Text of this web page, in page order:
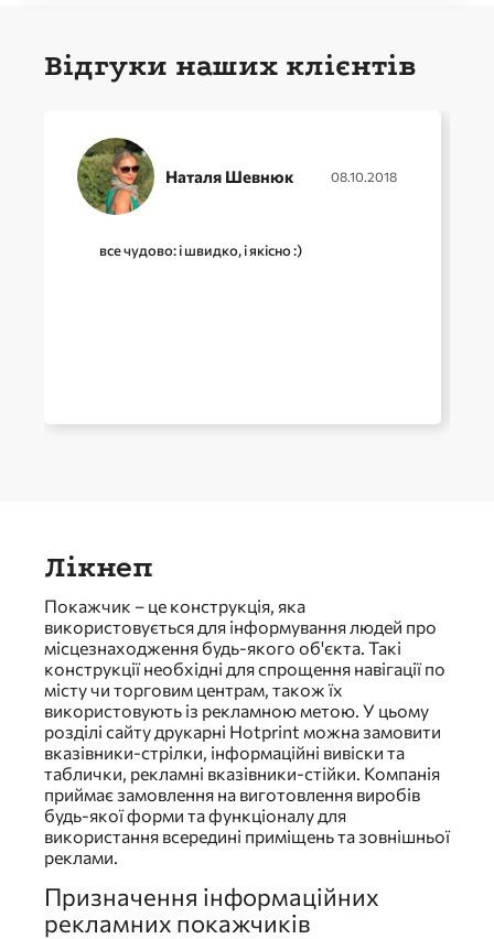
Відгуки наших клієнтів
Наталя Шевнюк 08.10.2018
все чудово: і швидко, і якісно :)
Лікнеп
Покажчик – це конструкція, яка
використовується для інформування людей про
місцезнаходження будь-якого об'єкта. Такі
конструкції необхідні для спрощення навігації по
місту чи торговим центрам, також їх
використовують із рекламною метою. У цьому
розділі сайту друкарні Hotprint можна замовити
вказівники-стрілки, інформаційні вивіски та
таблички, рекламні вказівники-стійки. Компанія
приймає замовлення на виготовлення виробів
будь-якої форми та функціоналу для
використання всередині приміщень та зовнішньої
реклами.
Призначення інформаційних
рекламних покажчиків